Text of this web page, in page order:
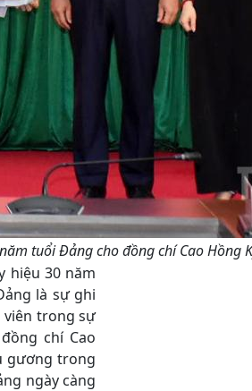
tuổi Đảng cho đồng chí Cao Hồng
hiệu 30 năm
là sự ghi
viên trong sự
chí Cao
gương trong
ngày càng